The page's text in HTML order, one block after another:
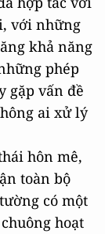
với những
khả năng
phép
gặp vấn đề
ai xử lý
hôn mê,
toàn bộ
có một
hoạt